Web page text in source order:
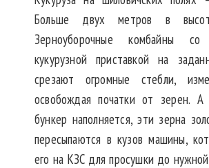
Больше двух метров в
Зерноуборочные комбайны со
кукурузной приставкой на
срезают огромные стебли,
освобождая початки от зерен. А
бункер наполняется, эти зерна
пересыпаются в кузов машины,
его на КЗС для просушки до